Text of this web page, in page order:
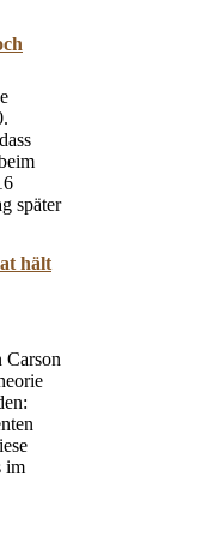
später
hält
Carson
im